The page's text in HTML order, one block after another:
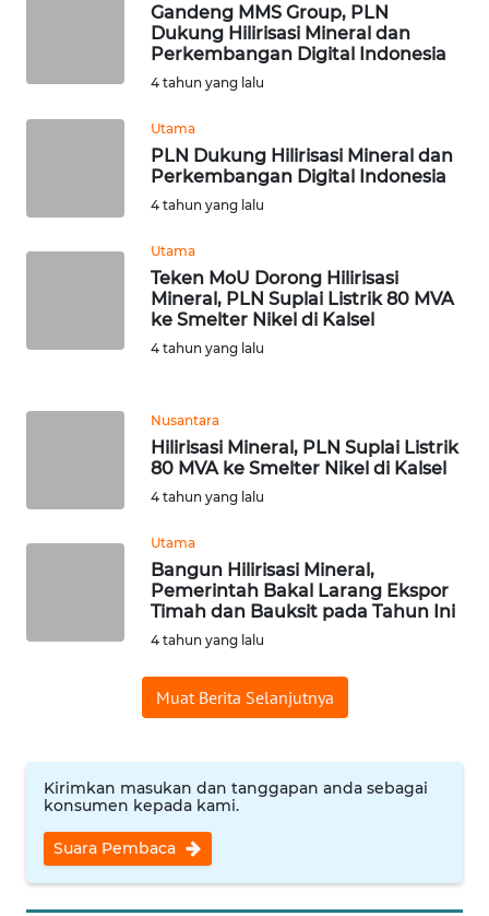
Gandeng MMS Group, PLN
Dukung Hilirisasi Mineral dan
Perkembangan Digital Indonesia
4 tahun yang lalu
Utama
PLN Dukung Hilirisasi Mineral dan
Perkembangan Digital Indonesia
4 tahun yang lalu
Utama
Teken MoU Dorong Hilirisasi
Mineral, PLN Suplai Listrik 80 MVA
ke Smelter Nikel di Kalsel
4 tahun yang lalu
Nusantara
Hilirisasi Mineral, PLN Suplai Listrik
80 MVA ke Smelter Nikel di Kalsel
4 tahun yang lalu
Utama
Bangun Hilirisasi Mineral,
Pemerintah Bakal Larang Ekspor
Timah dan Bauksit pada Tahun Ini
4 tahun yang lalu
Muat Berita Selanjutnya
Kirimkan masukan dan tanggapan anda sebagai
konsumen kepada kami.
Suara Pembaca
WN
BARAT
WN
SULTRA
WN
SULBAR
WN
BABEL